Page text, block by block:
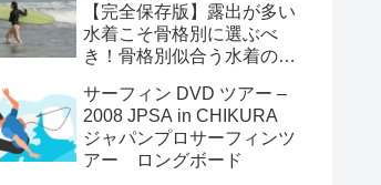
【完全保存版】露出が多い
水着こそ骨格別に選ぶべ
き！骨格別似合う水着の選
サーフィン DVD ツアー –
2008 JPSA in CHIKURA
ジャパンプロサーフィンツ
アー ロングボード